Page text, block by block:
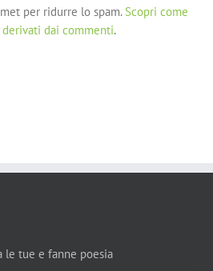
per ridurre lo spam. Scopri come
dai commenti.
le tue e fanne poesia